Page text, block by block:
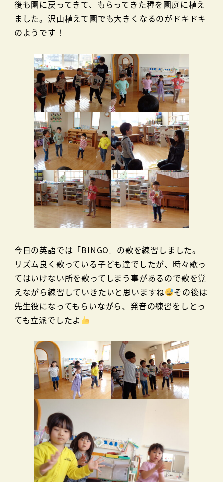
後も園に戻ってきて、もらってきた種を園庭に植え
ました。沢山植えて園でも大きくなるのがドキドキ
のようです！
今日の英語では「BINGO」の歌を練習しました。
リズム良く歌っている子ども達でしたが、時々歌っ
てはいけない所を歌ってしまう事があるので歌を覚
えながら練習していきたいと思いますね
その後は
先生役になってもらいながら、発音の練習をしとっ
ても立派でしたよ